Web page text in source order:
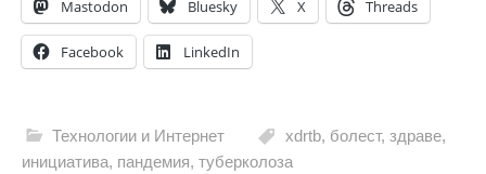
Mastodon Bluesky X Threads
Facebook LinkedIn
Технологии и Интернет xdrtb, болест, здраве,
инициатива, пандемия, туберколоза